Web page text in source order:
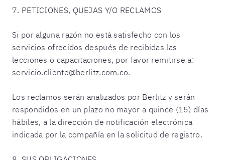
7. PETICIONES, QUEJAS Y/O RECLAMOS
Si por alguna razón no está satisfecho con los
servicios ofrecidos después de recibidas las
lecciones o capacitaciones, por favor remitirse a:
servicio.cliente@berlitz.com.co.
Los reclamos serán analizados por Berlitz y serán
respondidos en un plazo no mayor a quince (15) días
hábiles, a la dirección de notificación electrónica
indicada por la compañía en la solicitud de registro.